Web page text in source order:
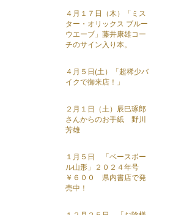
４月１７日（木）「ミス
ター・オリックス ブルー
ウエーブ」藤井康雄コー
チのサイン入り本。
４月５日(土）「超稀少バ
イクで御来店！」
２月１日（土）辰巳琢郎
さんからのお手紙 野川
芳雄
１月５日 「ベースボー
ル山形」２０２４年号
￥６００ 県内書店で発
売中！